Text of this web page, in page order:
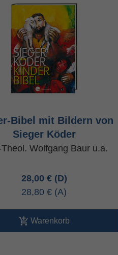
Bibel mit Bildern von
Sieger Köder
Wolfgang Baur u.a.
28,00 €
28,80 €
Warenkorb